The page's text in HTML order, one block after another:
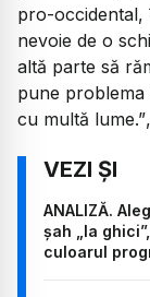
pro-occidental,
nevoie de o
altă parte să
pune problema
cu multă lume.”
ANALIZĂ.
șah „la
culoarul